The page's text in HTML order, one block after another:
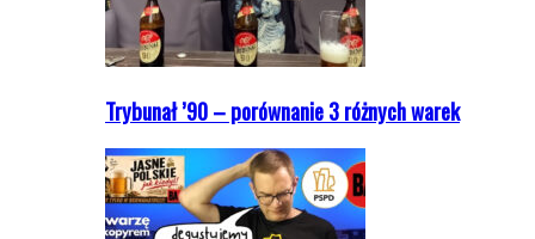
Trybunał ’90 – porównanie 3 różnych warek